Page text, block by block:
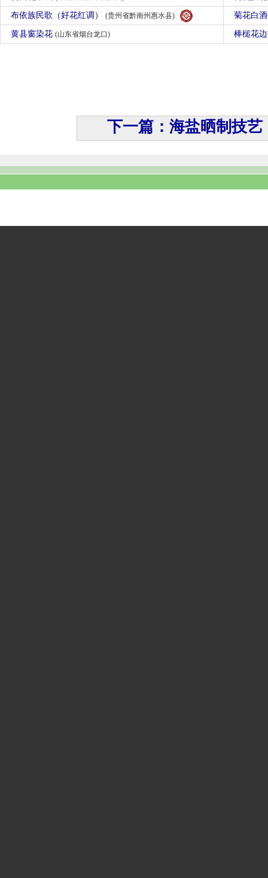
布依族民歌（好花红调） (贵州省黔南州惠水县) 菊花白
黄县窗染花 (山东省烟台龙口) 棒槌花
下一篇：海盐晒制技艺